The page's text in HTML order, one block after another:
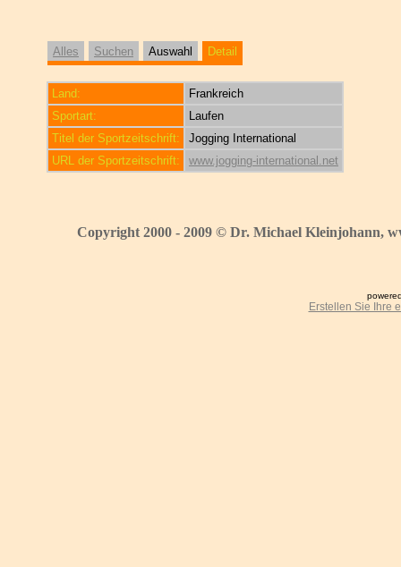
Alles Suchen Auswahl Detail
Land:
Frankreich
Sportart:
Laufen
Titel der Sportzeitschrift:
Jogging International
URL der Sportzeitschrift:
www.jogging-international.net
Copyright 2000 - 2009 © Dr. Michael Kleinjohann,
Erstellen Sie Ihre